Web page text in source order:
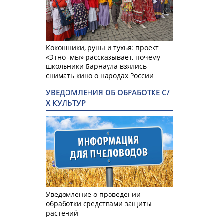
Кокошники, руны и тухья: проект
«Этно -мы» рассказывает, почему
школьники Барнаула взялись
снимать кино о народах России
УВЕДОМЛЕНИЯ ОБ ОБРАБОТКЕ С/
Х КУЛЬТУР
Уведомление о проведении
обработки средствами защиты
растений